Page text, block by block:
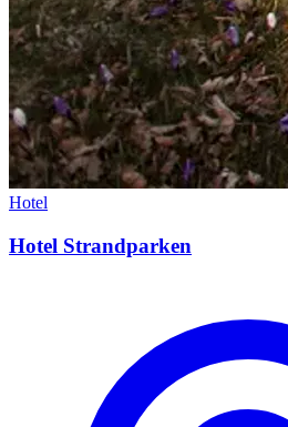
Hotel
Hotel Strandparken